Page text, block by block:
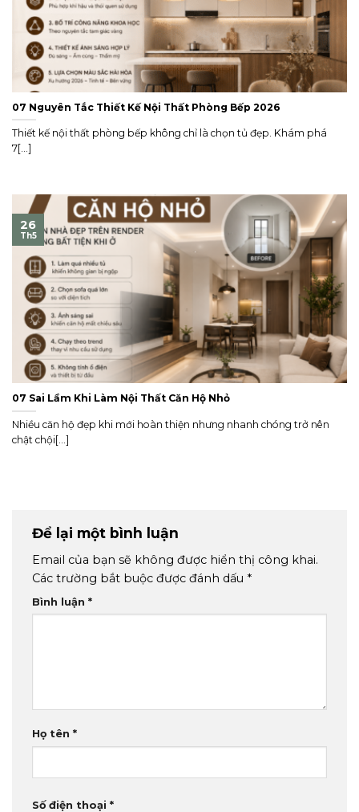
07 Nguyên Tắc Thiết Kế Nội Thất Phòng Bếp 2026
Thiết kế nội thất phòng bếp không chỉ là chọn tủ đẹp. Khám phá
7[...]
07 Sai Lầm Khi Làm Nội Thất Căn Hộ Nhỏ
Nhiều căn hộ đẹp khi mới hoàn thiện nhưng nhanh chóng trở nên
chật chội[...]
26
Th5
Để lại một bình luận
Email của bạn sẽ không được hiển thị công khai.
Các trường bắt buộc được đánh dấu *
Bình luận *
Họ tên *
Số điện thoại *